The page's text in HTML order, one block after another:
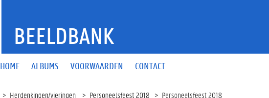
BEELDBANK
HOME ALBUMS VOORWAARDEN CONTACT
Herdenkingen/vieringen Personeelsfeest 2018 Personeelsfeest 2018